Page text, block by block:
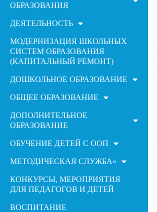
ОБРАЗОВАНИЯ
ДЕЯТЕЛЬНОСТЬ
МОДЕРНИЗАЦИЯ ШКОЛЬНЫХ
СИСТЕМ ОБРАЗОВАНИЯ
(КАПИТАЛЬНЫЙ РЕМОНТ)
ДОШКОЛЬНОЕ ОБРАЗОВАНИЕ
ОБЩЕЕ ОБРАЗОВАНИЕ
ДОПОЛНИТЕЛЬНОЕ
ОБРАЗОВАНИЕ
ОБУЧЕНИЕ ДЕТЕЙ С ООП
МЕТОДИЧЕСКАЯ СЛУЖБА»
КОНКУРСЫ, МЕРОПРИЯТИЯ
ДЛЯ ПЕДАГОГОВ И ДЕТЕЙ
ВОСПИТАНИЕ